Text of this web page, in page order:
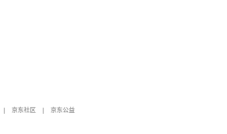
京东社区
京东公益